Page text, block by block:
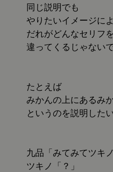
同じ説明でも
やりたいイメージに
だれがどんなセリフ
違ってくるじゃない
たとえば
みかんの上にあるみ
というのを説明した
九品「みてみてツキ
ツキノ「？」